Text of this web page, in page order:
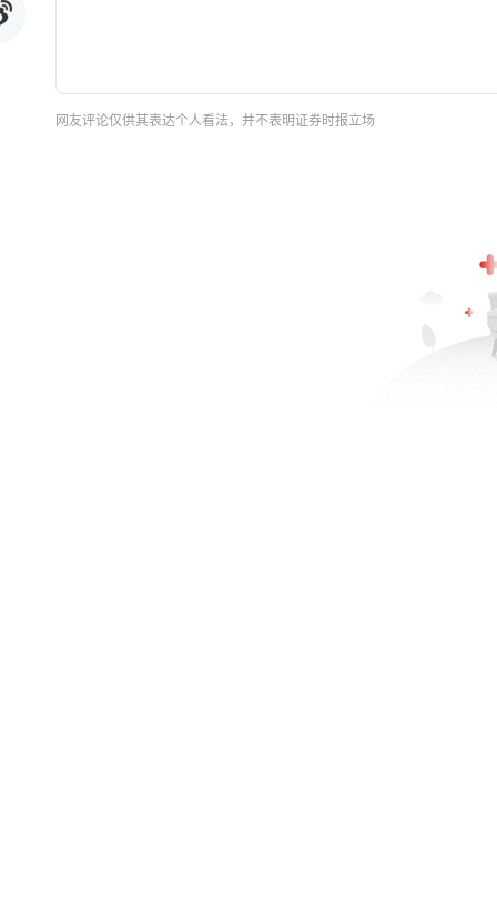
网友评论仅供其表达个人看法，并不表明证券时报立场